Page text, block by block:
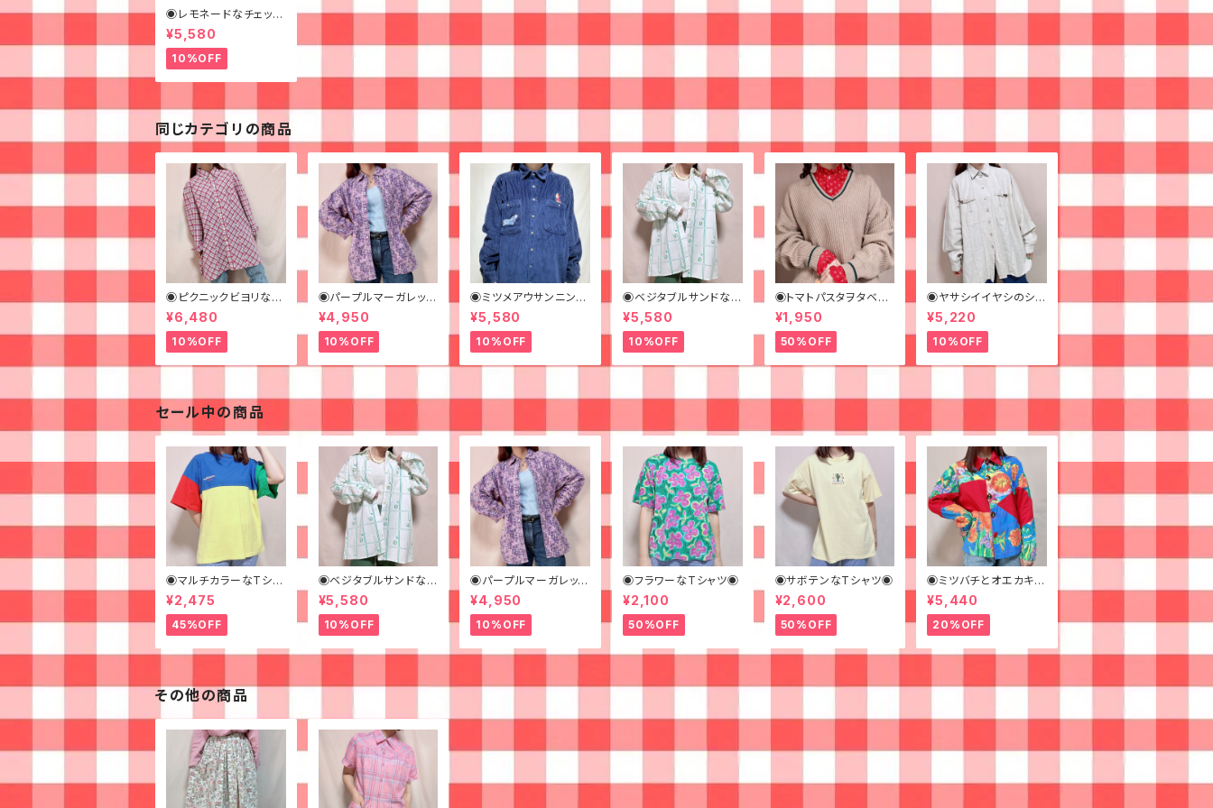
◉レモネードなチェック
シャツ◉ 古着 柄シャツ
70s 黄色
¥5,580
10%OFF
同じカテゴリの商品
◉ピクニックビヨリなチ
ェックシャツワンピ◉ 古
着 赤 青 黄
¥6,480
10%OFF
◉パープルマーガレット
なシャツ◉ 古着 花柄
紫
¥4,950
10%OFF
◉ミツメアウサンニンの
ネイビーコーデュロイ
シャツ◉古着
¥5,580
10%OFF
◉ベジタブルサンドなビ
ッグシャツ◉ 古着 柄シ
ャツ 70s 緑 幾何学模
様
¥5,580
10%OFF
◉トマトパスタヲタベル
ヒのハナガラフリルブラ
ウス◉ 古着 赤 スタンド
カラー
¥1,950
50%OFF
◉ヤサシイイヤシのシシ
ュウリネンシャツ◉ 古
着 麻 刺繍 メンズ
シャツ 長袖シャツ
¥5,220
10%OFF
セール中の商品
◉マルチカラーなTシャ
ツ◉
¥2,475
45%OFF
◉ベジタブルサンドなビ
ッグシャツ◉ 古着 柄シ
ャツ 70s 緑 幾何学模
様
¥5,580
10%OFF
◉パープルマーガレット
なシャツ◉ 古着 花柄
紫
¥4,950
10%OFF
◉フラワーなTシャツ◉
¥2,100
50%OFF
◉サボテンなTシャツ◉
¥2,600
50%OFF
◉ミツバチとオエカキス
ルカラフルペイントなジ
ャケット◉
¥5,440
20%OFF
その他の商品